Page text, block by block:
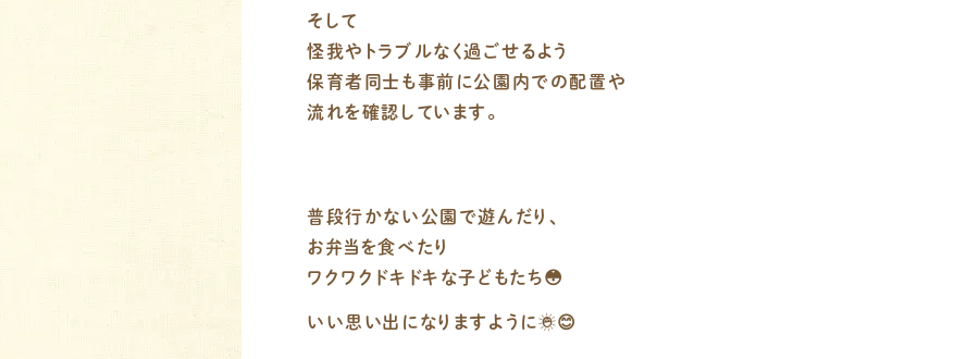
そして
怪我やトラブルなく過ごせるよう
保育者同士も事前に公園内での配置や
流れを確認しています。
普段行かない公園で遊んだり、
お弁当を食べたり
ワクワクドキドキな子どもたち😳
いい思い出になりますように☀️😊